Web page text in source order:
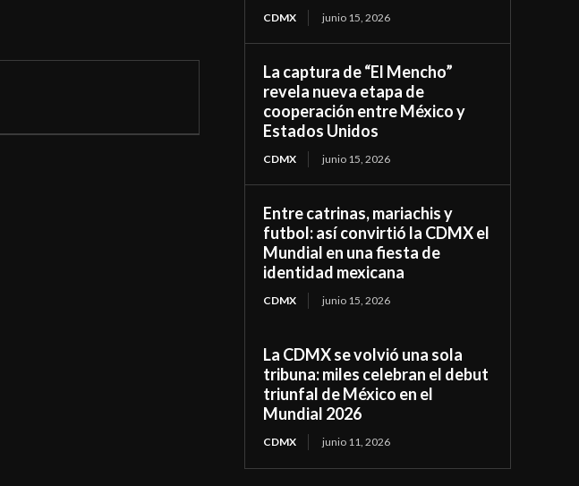
CDMX junio 15, 2026
La captura de “El Mencho”
revela nueva etapa de
cooperación entre México y
Estados Unidos
CDMX junio 15, 2026
Entre catrinas, mariachis y
futbol: así convirtió la CDMX el
Mundial en una fiesta de
identidad mexicana
CDMX junio 15, 2026
La CDMX se volvió una sola
tribuna: miles celebran el debut
triunfal de México en el
Mundial 2026
CDMX junio 11, 2026